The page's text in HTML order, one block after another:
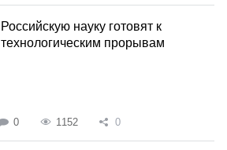
Российскую науку готовят к
технологическим прорывам
0 1152 0